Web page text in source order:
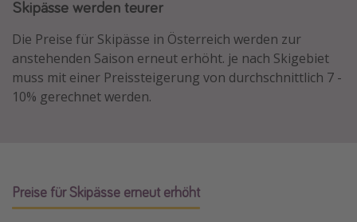
St. Lucia Urlaub
Kefalonia Urlaub
Krabi Urlaub
Tulum Urlaub
Sri Lanka Rundreise
Reisethemen
Alle Reisethemen
Skipässe werden teurer
Die Preise für Skipässe in Österreich werden zur
anstehenden Saison erneut erhöht. je nach Skigebiet
muss mit einer Preissteigerung von durchschnittlich 7 -
10% gerechnet werden.
Preise für Skipässe erneut erhöht